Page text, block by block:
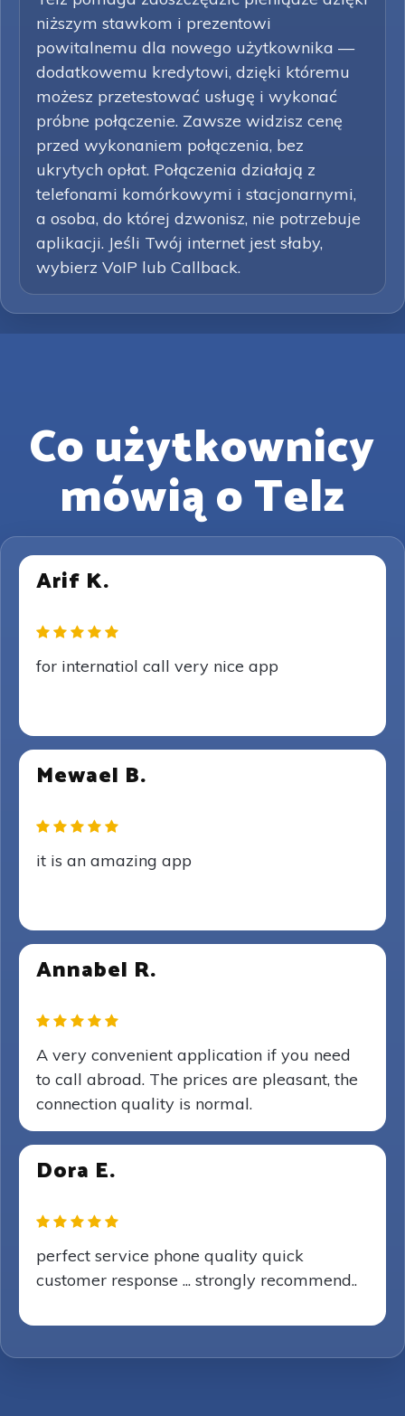
niższym stawkom i prezentowi
powitalnemu dla nowego użytkownika —
dodatkowemu kredytowi, dzięki któremu
możesz przetestować usługę i wykonać
próbne połączenie. Zawsze widzisz cenę
przed wykonaniem połączenia, bez
ukrytych opłat. Połączenia działają z
telefonami komórkowymi i stacjonarnymi,
a osoba, do której dzwonisz, nie potrzebuje
aplikacji. Jeśli Twój internet jest słaby,
wybierz VoIP lub Callback.
Co użytkownicy
mówią o Telz
Arif K.
for internatiol call very nice app
Mewael B.
it is an amazing app
Annabel R.
A very convenient application if you need
to call abroad. The prices are pleasant, the
connection quality is normal.
Dora E.
perfect service phone quality quick
customer response ... strongly recommend..